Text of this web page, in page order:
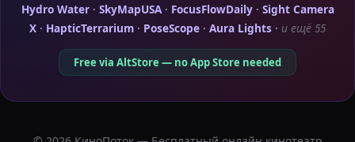
Hydro Water· SkyMapUSA· FocusFlowDaily· Sight Camera
X · HapticTerrarium · PoseScope · Aura Lights · и ещё 55
Free via AltStore — no App Store needed